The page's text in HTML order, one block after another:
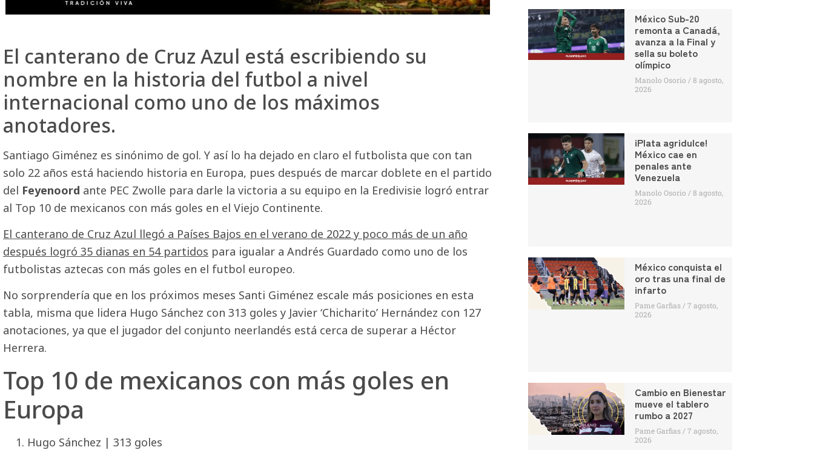
El canterano de Cruz Azul está escribiendo su
nombre en la historia del futbol a nivel
internacional como uno de los máximos
anotadores.
Santiago Giménez es sinónimo de gol. Y así lo ha dejado en claro el futbolista que con tan
solo 22 años está haciendo historia en Europa, pues después de marcar doblete en el partido
del Feyenoord ante PEC Zwolle para darle la victoria a su equipo en la Eredivisie logró entrar
al Top 10 de mexicanos con más goles en el Viejo Continente.
El canterano de Cruz Azul llegó a Países Bajos en el verano de 2022 y poco más de un año
después logró 35 dianas en 54 partidos para igualar a Andrés Guardado como uno de los
futbolistas aztecas con más goles en el futbol europeo.
No sorprendería que en los próximos meses Santi Giménez escale más posiciones en esta
tabla, misma que lidera Hugo Sánchez con 313 goles y Javier ‘Chicharito’ Hernández con 127
anotaciones, ya que el jugador del conjunto neerlandés está cerca de superar a Héctor
Herrera.
Top 10 de mexicanos con más goles en
Europa
Hugo Sánchez | 313 goles
México Sub-20
remonta a Canadá,
avanza a la Final y
sella su boleto
olímpico
Manolo Osorio
8 agosto,
2026
¡Plata agridulce!
México cae en
penales ante
Venezuela
Manolo Osorio
8 agosto,
2026
México conquista el
oro tras una final de
infarto
Pame Garfias
7 agosto,
2026
Cambio en Bienestar
mueve el tablero
rumbo a 2027
Pame Garfias
7 agosto,
2026